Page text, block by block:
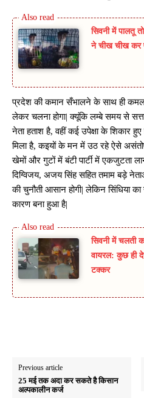
सिवनी में पालतू
ने चीख चीख कर
प्रदेश की कमान सँभालने के साथ ही
लेकर चलना होगा| क्यूंकि लम्बे समय से
नेता हताश है, वहीं कई उपेक्षा के शिकार हुए
मिला है, कइयों के मन में उठ रहे ऐसे
खेमों और गुटों में बंटी पार्टी में एकजुटता
दिग्विजय, अजय सिंह सहित तमाम बड़े
की चुनौती आसान होगी| लेकिन सिंधिया
कारण बना हुआ है|
सिवनी में चलती
वायरल: कुछ ही
टक्कर
Previous article
25 मई तक अदा कर सकते है किसान
अल्पकालीन कर्ज